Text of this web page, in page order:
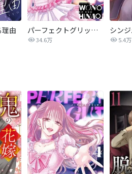
由 パーフェクトグリッター
34.6万 5.4万